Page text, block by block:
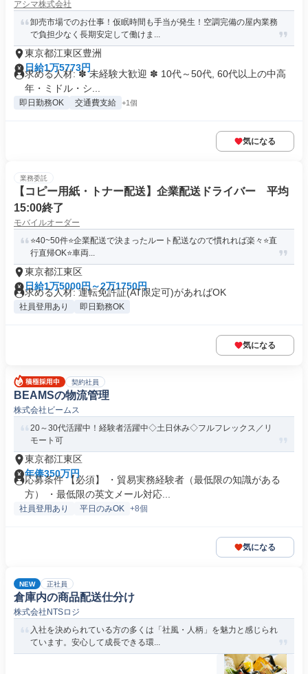
アシマ株式会社
卸売市場でのお仕事！仮眠時間も手当が発生！空調完備の屋内業務
で負担少なく長期安定して働けま...
東京都江東区豊洲
日給1万5773円
求める人材: ✽ 未経験大歓迎 ✽ 10代～50代, 60代以上の中高
年・ミドル・シ...
即日勤務OK 交通費支給 +1個
気になる
業務委託
【コピー用紙・トナー配送】企業配送ドライバー 平均
15:00終了
モバイルオーダー
⭐️40~50件⭐️企業配送で決まったルート配送なので慣れれば楽々⭐️直
行直帰OK⭐️車両...
東京都江東区
日給1万5000円～2万1750円
求める人材: 運転免許証(AT限定可)があればOK
社員登用あり 即日勤務OK
気になる
契約社員
BEAMSの物流管理
株式会社ビームス
20～30代活躍中！経験者活躍中◇土日休み◇フルフレックス／リ
モート可
東京都江東区
年俸350万円
応募条件 【必須】 ・貿易実務経験者（最低限の知識がある
方） ・最低限の英文メール対応...
社員登用あり 平日のみOK +8個
気になる
NEW 正社員
倉庫内の商品配送仕分け
株式会社NTSロジ
入社を決められている方の多くは「社風・人柄」を魅力と感じられ
ています。安心して成長できる環...